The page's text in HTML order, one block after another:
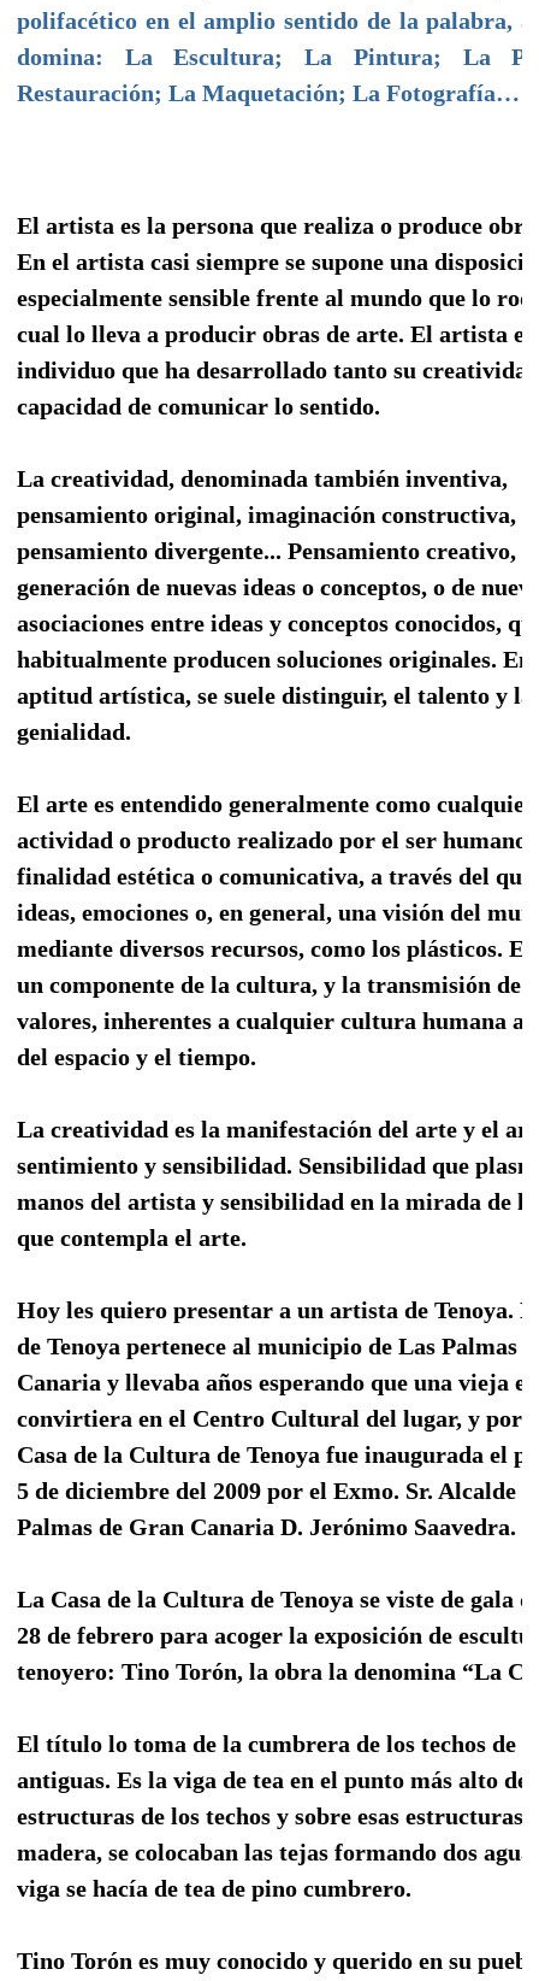
polifacético en el amplio sentido de la palabra,
domina: La Escultura; La Pintura; La
Restauración; La Maquetación; La Fotografía…
El artista es la persona que realiza o produce
En el artista casi siempre se supone una
especialmente sensible frente al mundo que lo
cual lo lleva a producir obras de arte. El artista es
individuo que ha desarrollado tanto su
capacidad de comunicar lo sentido.
La creatividad, denominada también inventiva,
pensamiento original, imaginación constructiva,
pensamiento divergente... Pensamiento creativo,
generación de nuevas ideas o conceptos, o de
asociaciones entre ideas y conceptos conocidos,
habitualmente producen soluciones originales.
aptitud artística, se suele distinguir, el talento y la
genialidad.
El arte es entendido generalmente como cualquier
actividad o producto realizado por el ser humano
finalidad estética o comunicativa, a través del que
ideas, emociones o, en general, una visión del
mediante diversos recursos, como los plásticos. El
un componente de la cultura, y la transmisión de
valores, inherentes a cualquier cultura humana a
del espacio y el tiempo.
La creatividad es la manifestación del arte y el
sentimiento y sensibilidad. Sensibilidad que
manos del artista y sensibilidad en la mirada de
que contempla el arte.
Hoy les quiero presentar a un artista de Tenoya.
de Tenoya pertenece al municipio de Las Palmas
Canaria y llevaba años esperando que una vieja
convirtiera en el Centro Cultural del lugar, y por
Casa de la Cultura de Tenoya fue inaugurada el
5 de diciembre del 2009 por el Exmo. Sr. Alcalde
Palmas de Gran Canaria D. Jerónimo Saavedra.
La Casa de la Cultura de Tenoya se viste de gala
28 de febrero para acoger la exposición de
tenoyero: Tino Torón, la obra la denomina “La
El título lo toma de la cumbrera de los techos de
antiguas. Es la viga de tea en el punto más alto de
estructuras de los techos y sobre esas estructuras
madera, se colocaban las tejas formando dos
viga se hacía de tea de pino cumbrero.
Tino Torón es muy conocido y querido en su